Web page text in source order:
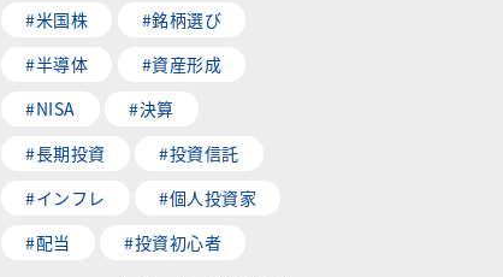
#米国株
#銘柄選び
#半導体
#資産形成
#NISA
#決算
#長期投資
#投資信託
#インフレ
#個人投資家
#配当
#投資初心者